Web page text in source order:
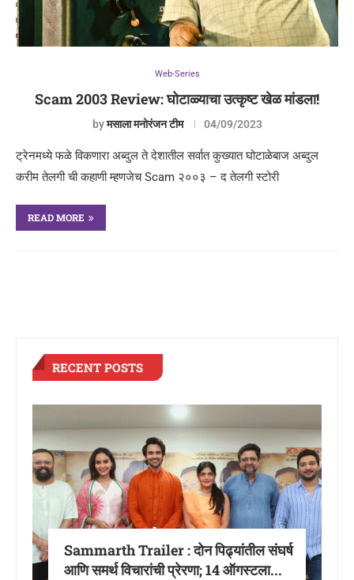
Web-Series
Scam 2003 Review: घोटाळ्याचा उत्कृष्ट खेळ मांडला!
byमसाला मनोरंजन टीम 04/09/2023
ट्रेनमध्ये फळे विकणारा अब्दुल ते देशातील सर्वात कुख्यात घोटाळेबाज अब्दुल
करीम तेलगी ची कहाणी म्हणजेच Scam २००३ – द तेलगी स्टोरी
READ MORE
RECENT POSTS
Sammarth Trailer : दोन पिढ्यांतील संघर्ष
आणि समर्थ विचारांची प्रेरणा; 14 ऑगस्टला...